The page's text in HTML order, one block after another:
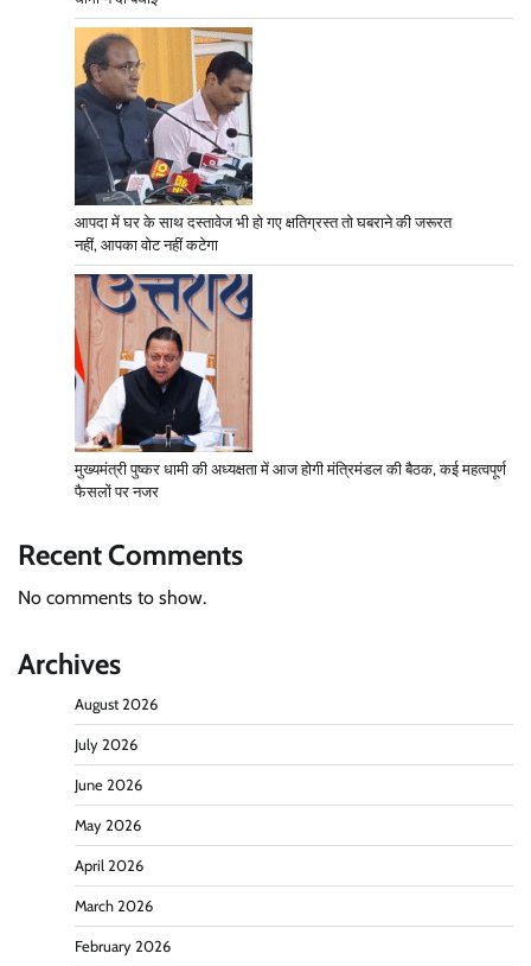
आपदा में घर के साथ दस्तावेज भी हो गए क्षतिग्रस्त तो घबराने की जरूरत
नहीं, आपका वोट नहीं कटेगा
मुख्यमंत्री पुष्कर धामी की अध्यक्षता में आज होगी मंत्रिमंडल की बैठक, कई महत्वपूर्ण
फैसलों पर नजर
Recent Comments
No comments to show.
Archives
August 2026
July 2026
June 2026
May 2026
April 2026
March 2026
February 2026